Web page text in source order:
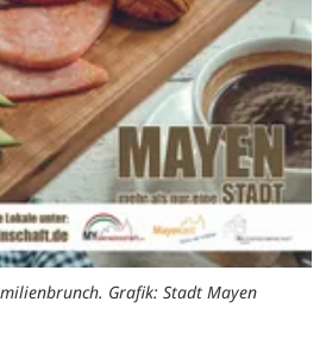
Grafik: Stadt Mayen